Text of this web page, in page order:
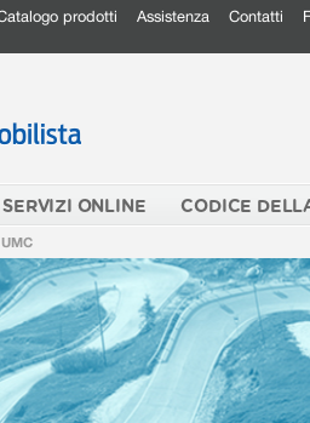
prodotti Assistenza Contatti
SERVIZI ONLINE CODICE